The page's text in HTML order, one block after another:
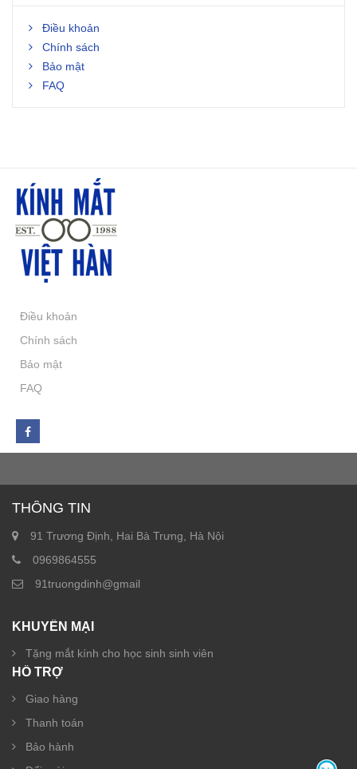
Điều khoản
Chính sách
Bảo mật
FAQ
Điều khoản
Chính sách
Bảo mật
FAQ
THÔNG TIN
91 Trương Định, Hai Bà Trưng, Hà Nội
0969864555
91truongdinh@gmail
KHUYẾN MẠI
Tặng mắt kính cho học sinh sinh viên
HỖ TRỢ
Giao hàng
Thanh toán
Bảo hành